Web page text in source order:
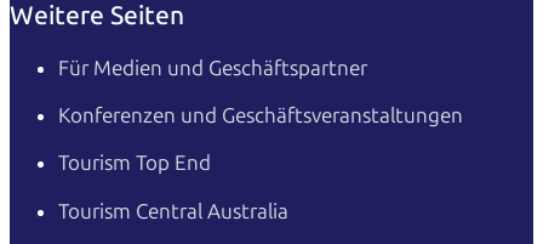
Weitere Seiten
Für Medien und Geschäftspartner
Konferenzen und Geschäftsveranstaltungen
Tourism Top End
Tourism Central Australia